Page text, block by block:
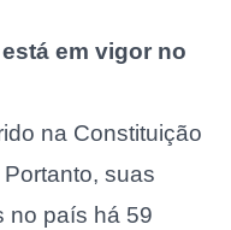
em vigor no
na Constituição
suas
no país há 59